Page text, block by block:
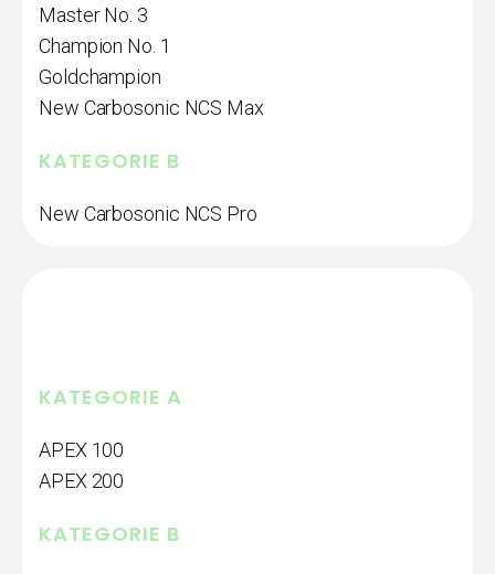
Master No. 3
Champion No. 1
Goldchampion
New Carbosonic NCS Max
KATEGORIE B
New Carbosonic NCS Pro
KATEGORIE A
APEX 100
APEX 200
KATEGORIE B